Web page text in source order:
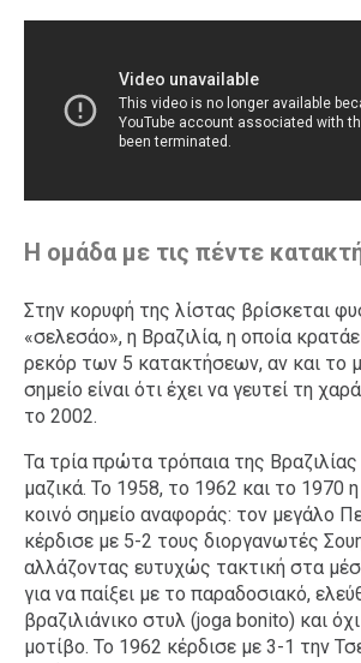
Η ομάδα με τις πέντε
Στην κορυφή της λίστας βρίσκεται
«σελεσάο», η Βραζιλία, η οποία
ρεκόρ των 5 κατακτήσεων, αν και το
σημείο είναι ότι έχει να γευτεί τη
το 2002.
Τα τρία πρώτα τρόπαια της
μαζικά. Το 1958, το 1962 και το 1970
κοινό σημείο αναφοράς: τον μεγάλο
κέρδισε με 5-2 τους διοργανωτές
αλλάζοντας ευτυχώς τακτική στα
για να παίξει με το παραδοσιακό,
βραζιλιάνικο στυλ (joga bonito) και
μοτίβο. Το 1962 κέρδισε με 3-1 την